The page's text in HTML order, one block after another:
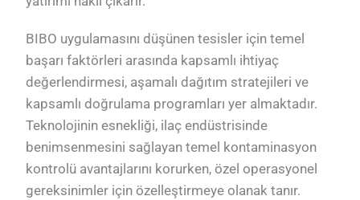
BIBO uygulamasını düşünen tesisler için temel
başarı faktörleri arasında kapsamlı ihtiyaç
değerlendirmesi, aşamalı dağıtım stratejileri ve
kapsamlı doğrulama programları yer almaktadır.
Teknolojinin esnekliği, ilaç endüstrisinde
benimsenmesini sağlayan temel kontaminasyon
kontrolü avantajlarını korurken, özel operasyonel
gereksinimler için özelleştirmeye olanak tanır.